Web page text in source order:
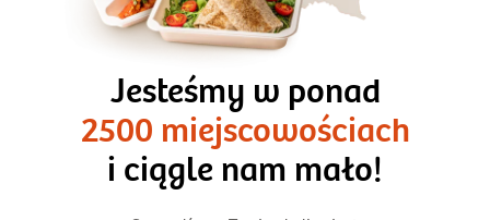
3 razy TAK
1500kcal - 2250kcal
3 sycące posiłki o większej objętości. Mniej dań,
ta sama wygoda!
Jesteśmy w ponad
2500 miejscowościach
i ciągle nam mało!